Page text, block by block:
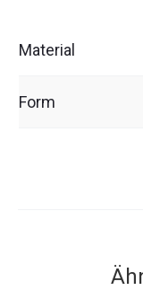
Material
Form